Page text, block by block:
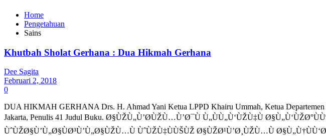
Home
Pengetahuan
Sains
Khutbah Sholat Gerhana : Dua Hikmah Gerhana
Dee Sagita
Februari 2, 2018
0
DUA HIKMAH GERHANA Drs. H. Ahmad Yani Ketua LPPD Khairu Ummah, Ketua
Jakarta, Penulis 41 Judul Buku. Ø§ÙŽÙ„Ù’Ø­ÙŽÙ…Ù’Ø¯Ù Ù„ÙÙ„Ù‘ÙŽÙ‡Ù
ÙˆÙŽØ§Ù’Ù„Ø§ÙØ³Ù’Ù„Ø§ÙŽÙ…Ù ÙˆÙŽÙ‡ÙÙŠÙŽ Ø§ÙŽØ¹Ù’Ø¸ÙŽÙ…Ù